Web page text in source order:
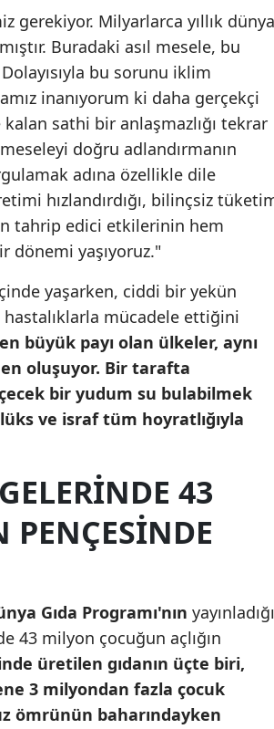
gerekiyor. Milyarlarca yıllık dünya
Buradaki asıl mesele, bu
bu sorunu iklim
inanıyorum ki daha gerçekçi
sathi bir anlaşmazlığı tekrar
doğru adlandırmanın
adına özellikle dile
hızlandırdığı, bilinçsiz
tahrip edici etkilerinin hem
dönemi yaşıyoruz."
yaşarken, ciddi bir yekün
mücadele ettiğini
büyük payı olan ülkeler, aynı
oluşuyor. Bir tarafta
bir yudum su bulabilmek
ve israf tüm hoyratlığıyla
43
Gıda Programı'nın yayınladığı
43 milyon çocuğun açlığın
üretilen gıdanın üçte biri,
3 milyondan fazla çocuk
ömrünün baharındayken